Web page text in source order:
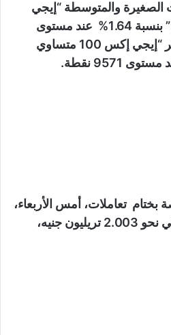
والمتوسطة “إيجي
إكس 70 متساوي الأوزان” بنسبة 1.64% عند مستوى
6185 نقطة، وهبط مؤشر “إيجي إكس 100 متساوي
تعاملات، أمس الأربعاء،
وسجل رأس المال السوقي نحو 2.003 تريليون جنيه،